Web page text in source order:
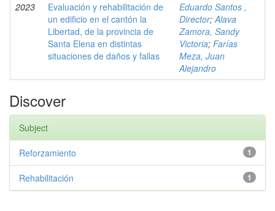
2023
Evaluación y rehabilitación de
un edificio en el cantón la
Libertad, de la provincia de
Santa Elena en distintas
situaciones de daños y fallas
Eduardo Santos ,
Director;Alava
Zamora, Sandy
Victoria; Farías
Meza, Juan
Alejandro
Discover
Subject
1
Reforzamiento
1
Rehabilitación